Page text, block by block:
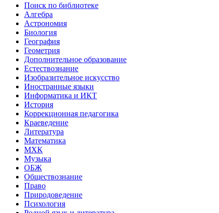
Поиск по библиотеке
Алгебра
Астрономия
Биология
География
Геометрия
Дополнительное образование
Естествознание
Изобразительное искусство
Иностранные языки
Информатика и ИКТ
История
Коррекционная педагогика
Краеведение
Литература
Математика
МХК
Музыка
ОБЖ
Обществознание
Право
Природоведение
Психология